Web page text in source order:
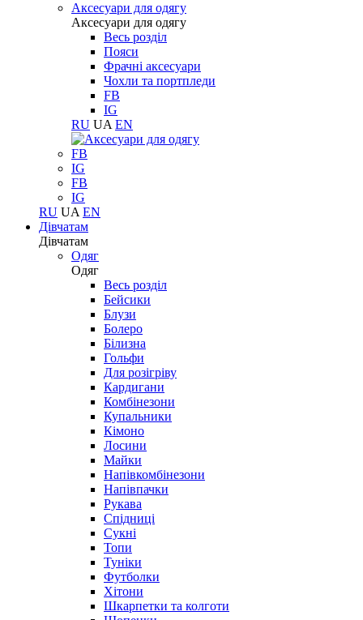
Aксесуари для одягу
Aксесуари для одягу
Весь розділ
Пояси
Фрачні аксесуари
Чохли та портпледи
FB
IG
RU UA EN
FB
IG
FB
IG
RU UA EN
Дівчатам
Дівчатам
Одяг
Одяг
Весь розділ
Бейсики
Блузи
Болеро
Білизна
Гольфи
Для розігріву
Кардигани
Комбінезони
Купальники
Кімоно
Лосини
Майки
Напівкомбінезони
Напівпачки
Рукава
Спідниці
Сукні
Топи
Туніки
Футболки
Хітони
Шкарпетки та колготи